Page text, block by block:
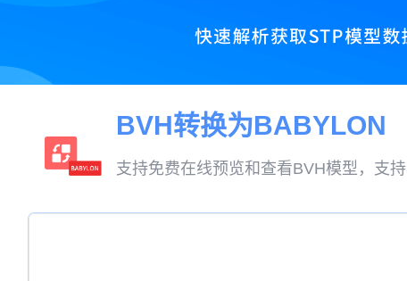
BVH转换为BABYLON
支持免费在线预览和查看BVH模型，支